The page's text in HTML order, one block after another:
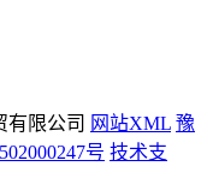
有限公司 网站XML 豫
号 技术支